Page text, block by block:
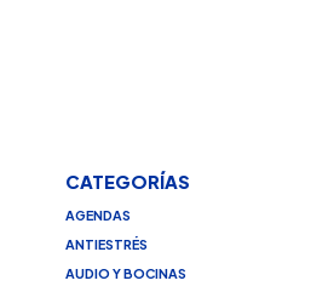
CATEGORÍAS
AGENDAS
ANTIESTRÉS
AUDIO Y BOCINAS